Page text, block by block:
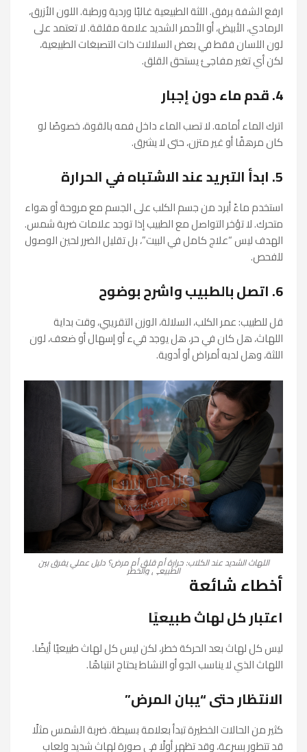
ارفع الشفة برفق. اللثة الطبيعية غالبًا وردية ورطبة. اللون الأزرق،
الرمادي، الأبيض، أو الأحمر الشديد علامة مقلقة. لا تعتمد على
لون اللسان فقط في بعض السلالات ذات التصبغات الطبيعية،
لكن أي تغير مفاجئ يستحق القلق.
4. قدم ماء دون إجبار
اترك الماء أمامه. لا تصب الماء داخل فمه بالقوة، خصوصًا لو
كان مرهقًا أو غير متزن، حتى لا يشرق.
5. ابدأ التبريد عند الاشتباه في الحرارة
استخدم ماءً أبرد من جسم الكلب على الجسم مع مروحة أو هواء
متحرك. لا تؤخر التواصل مع الطبيب إذا توجد علامات ضربة شمس.
الهدف ليس “علاج كامل في البيت”، بل تقليل الضرر لحين الوصول
للفحص.
6. اتصل بالطبيب واشرح بوضوح
قل للطبيب: عمر الكلب، السلالة، الوزن التقريبي، وقت بداية
اللهاث، هل كان في حر، هل يوجد قيء أو إسهال أو ضعف، لون
اللثة، وهل لديه أمراض أو أدوية.
اللهاث الشديد عند الكلاب: حرارة أم قلق أم مرض؟ دليل عملي يفرق بين
الطبيعي والخطر أخطاء شائعة
اعتبار كل لهاث طبيعيًا
ليس كل لهاث بعد الحركة خطر، لكن ليس كل لهاث طبيعيًا أيضًا.
اللهاث الذي لا يناسب الجو أو النشاط يحتاج انتباهًا.
الانتظار حتى “يبان المرض”
كثير من الحالات الخطيرة تبدأ بعلامة بسيطة. ضربة الشمس مثلًا
قد تتطور بسرعة، وقد تظهر أولًا في صورة لهاث شديد ولعاب